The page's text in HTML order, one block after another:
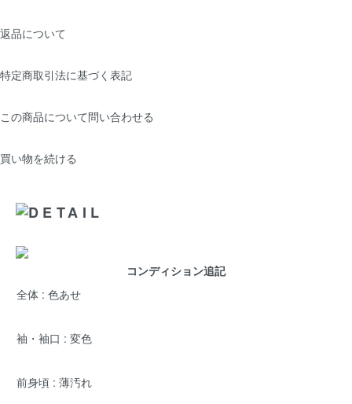
返品について
特定商取引法に基づく表記
この商品について問い合わせる
買い物を続ける
コンディション追記
全体 : 色あせ
袖・袖口 : 変色
前身頃 : 薄汚れ